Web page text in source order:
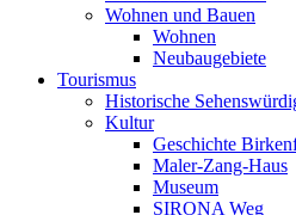
Wohnen und Bauen
Wohnen
Neubaugebiete
Tourismus
Historische
Kultur
Geschichte
Maler-Zang-Haus
Museum
SIRONA Weg